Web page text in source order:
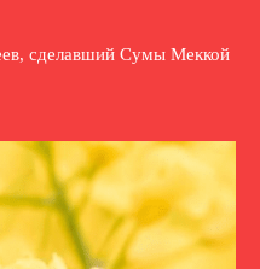
сделавший Сумы Меккой